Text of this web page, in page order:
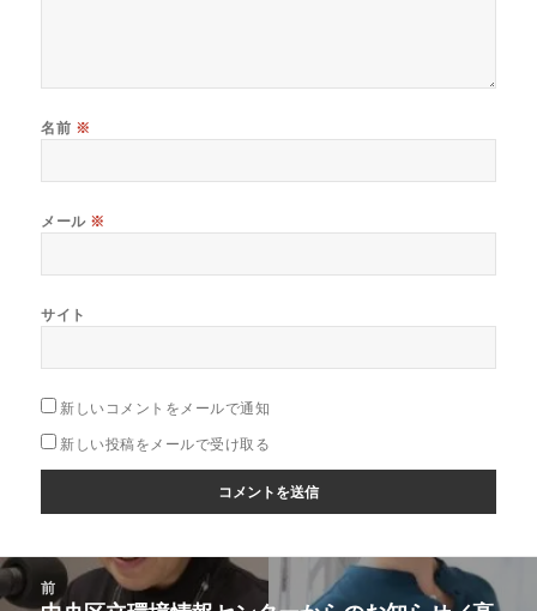
名前 ※
メール ※
サイト
新しいコメントをメールで通知
新しい投稿をメールで受け取る
投
稿
前